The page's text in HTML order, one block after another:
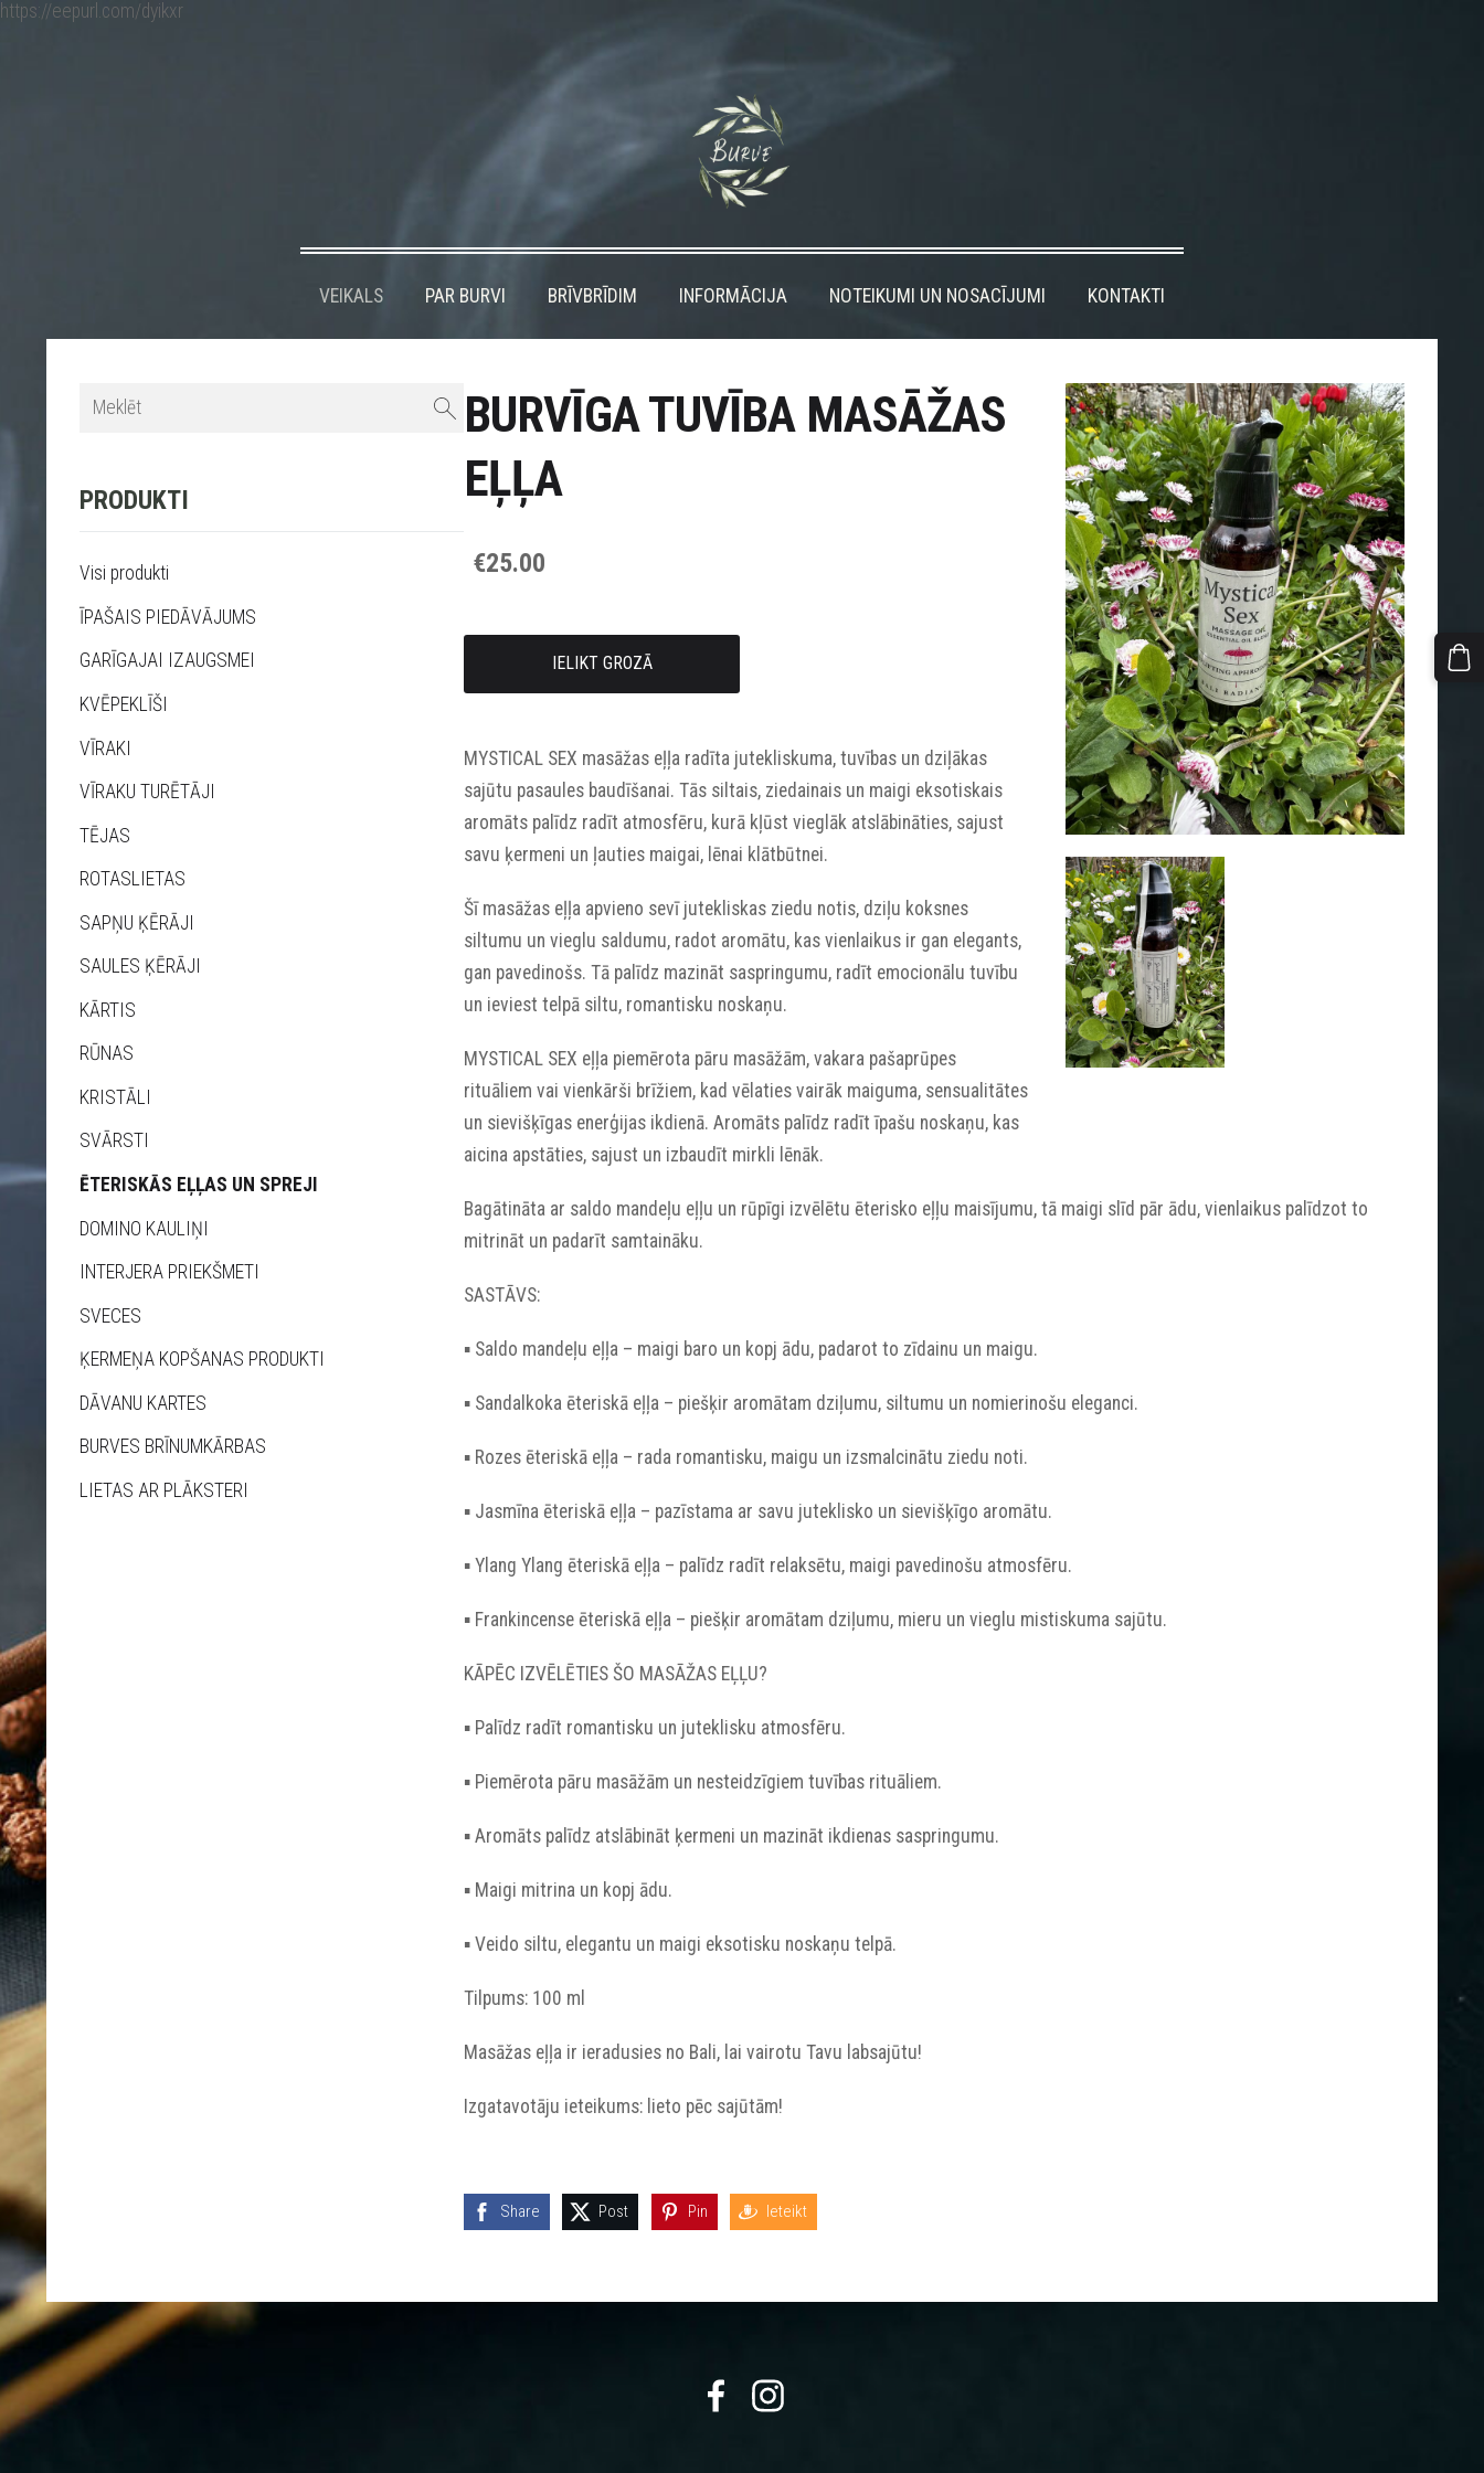
https://eepurl.com/dyikxr
VEIKALS PAR BURVI BRĪVBRĪDIM INFORMĀCIJA NOTEIKUMI UN NOSACĪJUMI KONTAKTI
PRODUKTI
Visi produkti
ĪPAŠAIS PIEDĀVĀJUMS
GARĪGAJAI IZAUGSMEI
KVĒPEKLĪŠI
VĪRAKI
VĪRAKU TURĒTĀJI
TĒJAS
ROTASLIETAS
SAPŅU ĶĒRĀJI
SAULES ĶĒRĀJI
KĀRTIS
RŪNAS
KRISTĀLI
SVĀRSTI
ĒTERISKĀS EĻĻAS UN SPREJI
DOMINO KAULIŅI
INTERJERA PRIEKŠMETI
SVECES
ĶERMEŅA KOPŠANAS PRODUKTI
DĀVANU KARTES
BURVES BRĪNUMKĀRBAS
LIETAS AR PLĀKSTERI
BURVĪGA TUVĪBA MASĀŽAS
EĻĻA
€25.00
IELIKT GROZĀ
MYSTICAL SEX masāžas eļļa radīta jutekliskuma, tuvības un dziļākas
sajūtu pasaules baudīšanai. Tās siltais, ziedainais un maigi eksotiskais
aromāts palīdz radīt atmosfēru, kurā kļūst vieglāk atslābināties, sajust
savu ķermeni un ļauties maigai, lēnai klātbūtnei.
Šī masāžas eļļa apvieno sevī jutekliskas ziedu notis, dziļu koksnes
siltumu un vieglu saldumu, radot aromātu, kas vienlaikus ir gan elegants,
gan pavedinošs. Tā palīdz mazināt saspringumu, radīt emocionālu tuvību
un ieviest telpā siltu, romantisku noskaņu.
MYSTICAL SEX eļļa piemērota pāru masāžām, vakara pašaprūpes
rituāliem vai vienkārši brīžiem, kad vēlaties vairāk maiguma, sensualitātes
un sievišķīgas enerģijas ikdienā. Aromāts palīdz radīt īpašu noskaņu, kas
aicina apstāties, sajust un izbaudīt mirkli lēnāk.
Bagātināta ar saldo mandeļu eļļu un rūpīgi izvēlētu ēterisko eļļu maisījumu, tā maigi slīd pār ādu, vienlaikus palīdzot to
mitrināt un padarīt samtaināku.
SASTĀVS:
▪︎ Saldo mandeļu eļļa – maigi baro un kopj ādu, padarot to zīdainu un maigu.
▪︎ Sandalkoka ēteriskā eļļa – piešķir aromātam dziļumu, siltumu un nomierinošu eleganci.
▪︎ Rozes ēteriskā eļļa – rada romantisku, maigu un izsmalcinātu ziedu noti.
▪︎ Jasmīna ēteriskā eļļa – pazīstama ar savu juteklisko un sievišķīgo aromātu.
▪︎ Ylang Ylang ēteriskā eļļa – palīdz radīt relaksētu, maigi pavedinošu atmosfēru.
▪︎ Frankincense ēteriskā eļļa – piešķir aromātam dziļumu, mieru un vieglu mistiskuma sajūtu.
KĀPĒC IZVĒLĒTIES ŠO MASĀŽAS EĻĻU?
▪︎ Palīdz radīt romantisku un juteklisku atmosfēru.
▪︎ Piemērota pāru masāžām un nesteidzīgiem tuvības rituāliem.
▪︎ Aromāts palīdz atslābināt ķermeni un mazināt ikdienas saspringumu.
▪︎ Maigi mitrina un kopj ādu.
▪︎ Veido siltu, elegantu un maigi eksotisku noskaņu telpā.
Tilpums: 100 ml
Masāžas eļļa ir ieradusies no Bali, lai vairotu Tavu labsajūtu!
Izgatavotāju ieteikums: lieto pēc sajūtām!
Share Post Pin Ieteikt